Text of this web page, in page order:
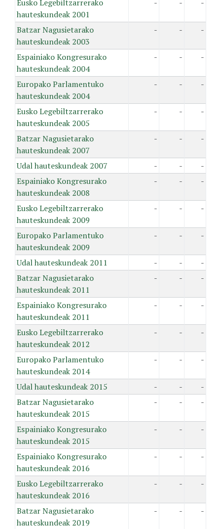
Eusko Legebiltzarrerako
hauteskundeak 2001
- - -
Batzar Nagusietarako
hauteskundeak 2003
- - -
Espainiako Kongresurako
hauteskundeak 2004
- - -
Europako Parlamentuko
hauteskundeak 2004
- - -
Eusko Legebiltzarrerako
hauteskundeak 2005
- - -
Batzar Nagusietarako
hauteskundeak 2007
- - -
Udal hauteskundeak 2007 - -
-
Espainiako Kongresurako
hauteskundeak 2008
- - -
Eusko Legebiltzarrerako
hauteskundeak 2009
- - -
Europako Parlamentuko
hauteskundeak 2009
- - -
Udal hauteskundeak 2011 - -
-
Batzar Nagusietarako
hauteskundeak 2011
- - -
Espainiako Kongresurako
hauteskundeak 2011
- - -
Eusko Legebiltzarrerako
hauteskundeak 2012
- - -
Europako Parlamentuko
hauteskundeak 2014
- - -
Udal hauteskundeak 2015 - -
-
Batzar Nagusietarako
hauteskundeak 2015
- - -
Espainiako Kongresurako
hauteskundeak 2015
- - -
Espainiako Kongresurako
hauteskundeak 2016
- - -
Eusko Legebiltzarrerako
hauteskundeak 2016
- - -
Batzar Nagusietarako
hauteskundeak 2019
- - -